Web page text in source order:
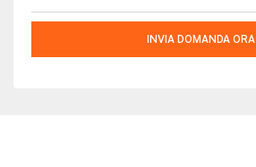
INVIA DOMANDA ORA